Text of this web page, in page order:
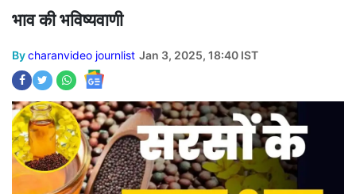
भाव की भविष्यवाणी
Bycharanvideo journlist Jan 3, 2025, 18:40 IST